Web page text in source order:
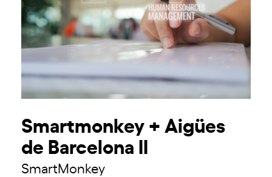
Smartmonkey + Aigües
de Barcelona II
SmartMonkey